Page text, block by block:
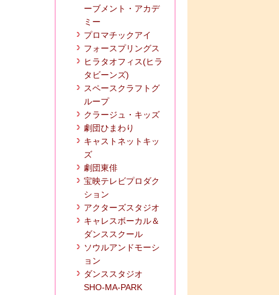
ーブメント・アカデ
ミー
プロマチックアイ
フォースプリングス
ヒラタオフィス(ヒラ
タビーンズ)
スペースクラフトグ
ループ
クラージュ・キッズ
劇団ひまわり
キャストネットキッ
ズ
劇団東俳
宝映テレビプロダク
ション
アクターズスタジオ
キャレスボーカル＆
ダンススクール
ソウルアンドモーシ
ョン
ダンススタジオ
SHO-MA-PARK